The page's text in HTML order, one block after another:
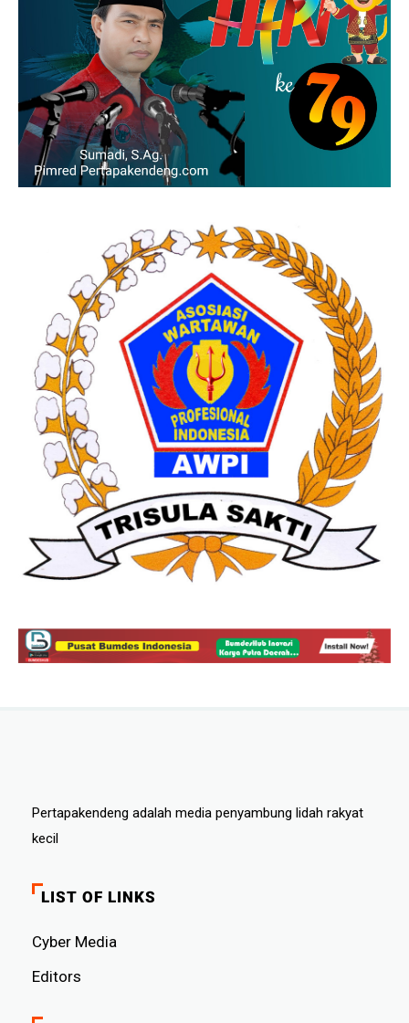
Pertapakendeng adalah media penyambung lidah rakyat
kecil
LIST OF LINKS
Cyber ​​Media
Editors